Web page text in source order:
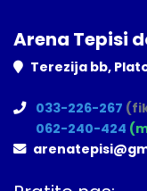
Arena Tepisi
Terezija bb,
033-226-267
062-240-424